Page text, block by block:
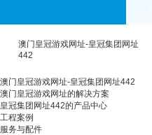
澳门皇冠游戏网址-皇冠集团网址
442
澳门皇冠游戏网址-皇冠集团网址442
澳门皇冠游戏网址的解决方案
皇冠集团网址442的产品中心
工程案例
服务与配件